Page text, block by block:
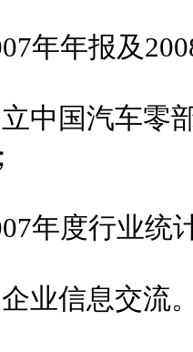
年年报及
中国汽车零
年度行业统
业信息交流